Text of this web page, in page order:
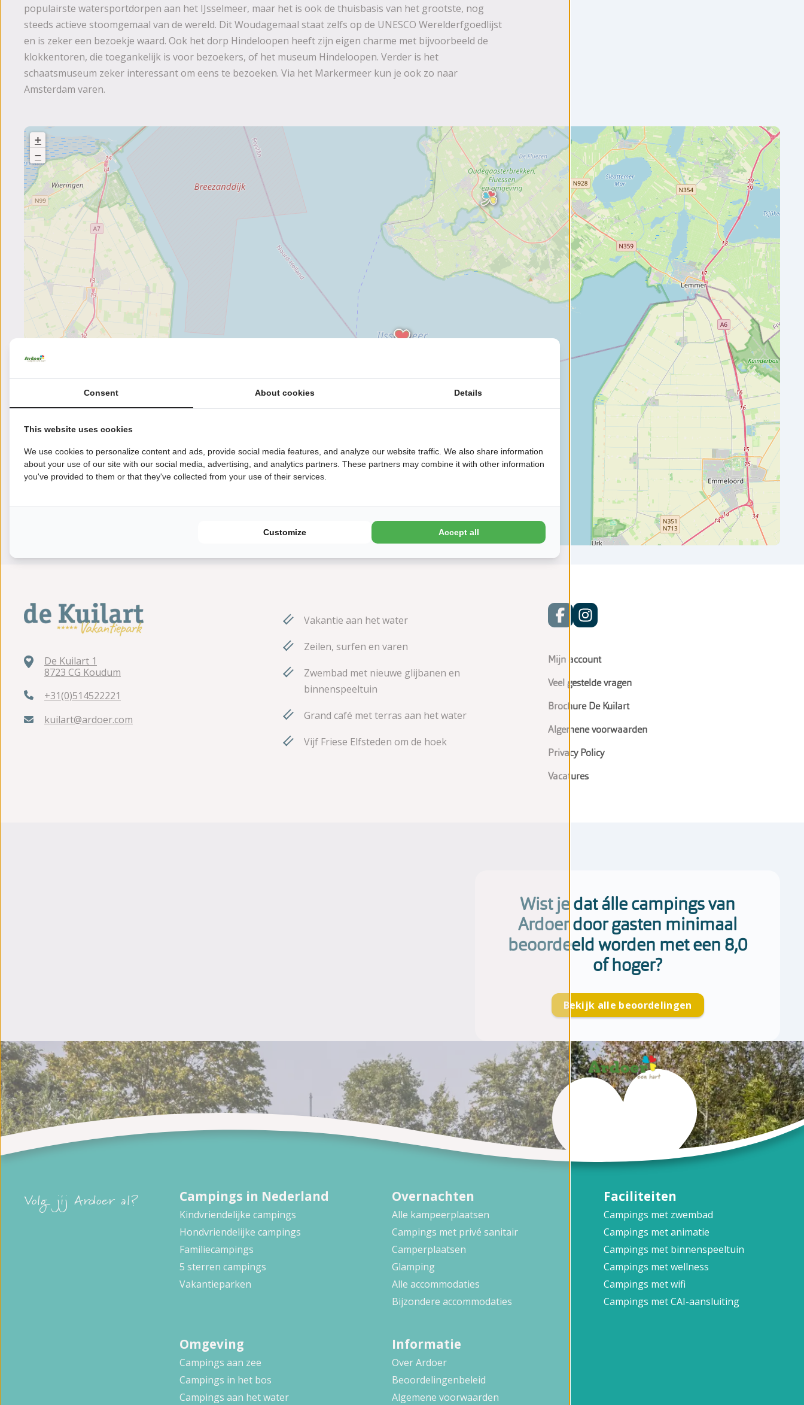
populairste watersportdorpen aan het IJsselmeer, maar het is ook de thuisbasis van het grootste, nog
steeds actieve stoomgemaal van de wereld. Dit Woudagemaal staat zelfs op de UNESCO Werelderfgoedlijst
en is zeker een bezoekje waard. Ook het dorp Hindeloopen heeft zijn eigen charme met bijvoorbeeld de
klokkentoren, die toegankelijk is voor bezoekers, of het museum Hindeloopen. Verder is het
schaatsmuseum zeker interessant om eens te bezoeken. Via het Markermeer kun je ook zo naar
Amsterdam varen.
+
−
De Kuilart 1
8723 CG Koudum
+31(0)514522221
kuilart@ardoer.com
Vakantie aan het water
Zeilen, surfen en varen
Zwembad met nieuwe glijbanen en
binnenspeeltuin
Grand café met terras aan het water
Vijf Friese Elfsteden om de hoek
Mijn account
Veel gestelde vragen
Brochure De Kuilart
Algemene voorwaarden
Privacy Policy
Vacatures
Wist je dat álle campings van
Ardoer door gasten minimaal
beoordeeld worden met een 8,0
of hoger?
Bekijk alle beoordelingen
Volg jij Ardoer al? Campings in Nederland
Kindvriendelijke campings
Hondvriendelijke campings
Familiecampings
5 sterren campings
Vakantieparken
Overnachten
Alle kampeerplaatsen
Campings met privé sanitair
Camperplaatsen
Glamping
Alle accommodaties
Bijzondere accommodaties
Faciliteiten
Campings met zwembad
Campings met animatie
Campings met binnenspeeltuin
Campings met wellness
Campings met wifi
Campings met CAI-aansluiting
Omgeving
Campings aan zee
Campings in het bos
Campings aan het water
Informatie
Over Ardoer
Beoordelingenbeleid
Algemene voorwaarden
Consent About cookies Details
This website uses cookies
We use cookies to personalize content and ads, provide social media features, and analyze our website traffic. We also share information
about your use of our site with our social media, advertising, and analytics partners. These partners may combine it with other information
you've provided to them or that they've collected from your use of their services.
Customize Accept all